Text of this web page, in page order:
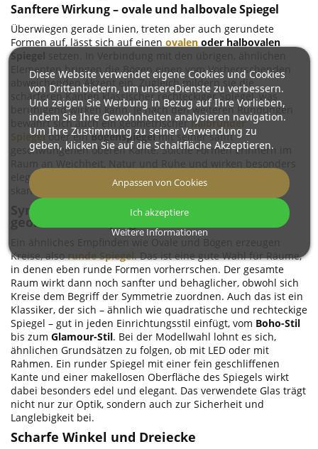
Sanftere Wirkung – ovale und halbovale Spiegel
Überwiegen gerade Linien, treten aber auch gerundete
Formen auf, lässt sich auf einen ovalen oder halbovalen
Spiegel setzen. In Verbindung mit den übrigen, ähnlichen
Elementen bringen die Bögen einen vom Vorherrschenden
abweichenden Akzent ein. Zugleich mildern sie die
schärferen Kanten klassischer rechteckiger Spiegel, was
beruhigend wirken kann. Je nach den weiteren Rundungen
bewährt sich auch ein geometrischerhalbrunder
Spiegel oder einBogenspiegelmit seiner sanft
geschwungenen oberen Kante. Solche Formen erinnern im
Raum an Weichheit, Natur und Ruhe und wirken besonders
elegant. Sie passen zu modernen und klassischeren,
skandinavischen, Vintage- und Art-déco-Arrangements.
Symmetrische und ruhige Formen – runde
geometrische Spiegel
Ein ähnliches Empfinden wie Ovale und Bögen erzeugen
Kreise, alsorunde Spiegel. Das ist eine gute Wahl für Räume,
in denen eben runde Formen vorherrschen. Der gesamte
Raum wirkt dann noch sanfter und behaglicher, obwohl sich
Kreise dem Begriff der Symmetrie zuordnen. Auch das ist ein
Klassiker, der sich – ähnlich wie quadratische und rechteckige
Spiegel – gut in jeden Einrichtungsstil einfügt, vom Boho-Stil
bis zum Glamour-Stil. Bei der Modellwahl lohnt es sich,
ähnlichen Grundsätzen zu folgen, ob mit LED oder mit
Rahmen. Ein runder Spiegel mit einer fein geschliffenen
Kante und einer makellosen Oberfläche des Spiegels wirkt
dabei besonders edel und elegant. Das verwendete Glas trägt
nicht nur zur Optik, sondern auch zur Sicherheit und
Langlebigkeit bei.
Scharfe Winkel und Dreiecke
Diese Website verwendet eigene Cookies und Cookies
von Drittanbietern, um unsereDienste zu verbessern.
Und zeigen Sie Werbung in Bezug auf Ihre Vorlieben,
indem Sie Ihre Gewohnheiten analysieren navigation.
Um Ihre Zustimmung zu seiner Verwendung zu
geben, klicken Sie auf die Schaltfläche Akzeptieren.
Weitere Informationen
Anpassen von Cookies
Ich akzeptiere